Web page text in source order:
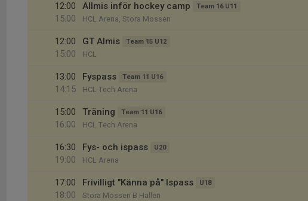
12:00
15:00
Allmis inför hockey camp Team 16 U11
HCL Arena, Stora Mossen
12:00
15:00
GT Almis Team 15 U12
HCL
13:00
14:15
Fyspass Team 11 U16
HCL Tech Arena
15:00
16:00
Träning Team 11 U16
HCL Tech Arena
16:30
19:00
Fys- och ispass U20
HCL Arena
17:00
18:00
Frivilligt "Känna på" Ispass U18
Stora Mossen B Hallen